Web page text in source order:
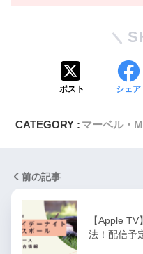
ポスト シェア
CATEGORY : マーベル・
前の記事
【Apple
法！配信予